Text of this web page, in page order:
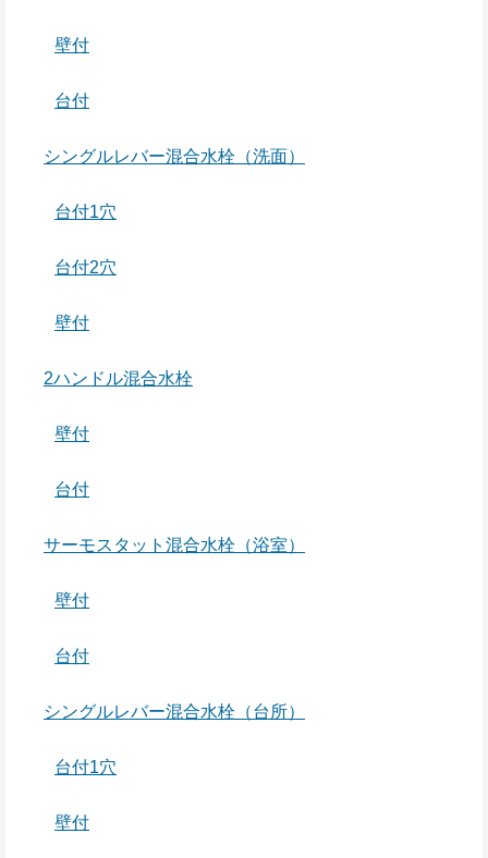
壁付
台付
シングルレバー混合水栓（洗面）
台付1穴
台付2穴
壁付
2ハンドル混合水栓
壁付
台付
サーモスタット混合水栓（浴室）
壁付
台付
シングルレバー混合水栓（台所）
台付1穴
壁付